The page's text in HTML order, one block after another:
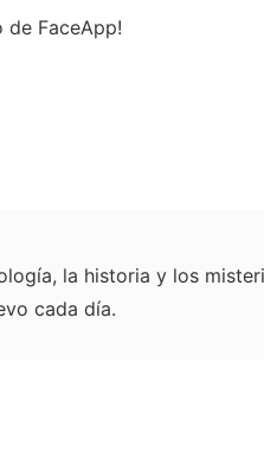
de FaceApp!
la historia y los
cada día.